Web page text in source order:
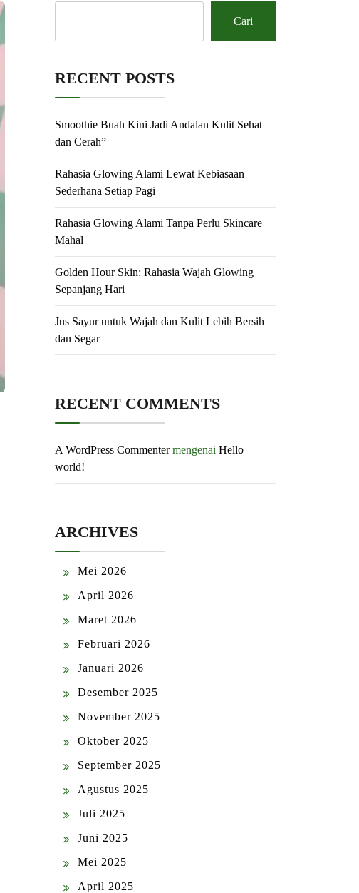
Cari
RECENT POSTS
Smoothie Buah Kini Jadi Andalan Kulit Sehat
dan Cerah”
Rahasia Glowing Alami Lewat Kebiasaan
Sederhana Setiap Pagi
Rahasia Glowing Alami Tanpa Perlu Skincare
Mahal
Golden Hour Skin: Rahasia Wajah Glowing
Sepanjang Hari
Jus Sayur untuk Wajah dan Kulit Lebih Bersih
dan Segar
RECENT COMMENTS
A WordPress Commentermengenai Hello
world!
ARCHIVES
Mei 2026
April 2026
Maret 2026
Februari 2026
Januari 2026
Desember 2025
November 2025
Oktober 2025
September 2025
Agustus 2025
Juli 2025
Juni 2025
Mei 2025
April 2025